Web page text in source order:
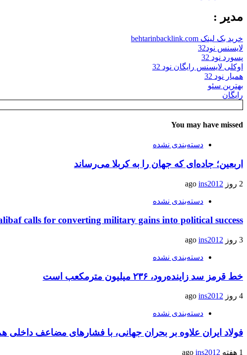
مدیر :
خرید بک لینک behtarinbacklink.com
لایسنس نود32
پسورد نود 32
اوکلی لایسنس رایگان نود 32
همیار نود 32
بهترین سئو
رایگان
You may have missed
دسته‌بندی نشده
اربعین؛ جاده‌ای که جهان را به کربلا می‌رساند
2 روز ago ins2012
دسته‌بندی نشده
calls for converting military gains into political success
3 روز ago ins2012
دسته‌بندی نشده
خط قرمز سد زاینده‌رود، ۲۳۶ میلیون مترمکعب است
4 روز ago ins2012
دسته‌بندی نشده
فولاد ایران علاوه بر بحران جهانی، با فشارهای مضاعف
1 هفته ago ins2012